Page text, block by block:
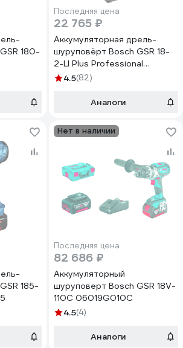
180-
Последняя цена
22 765 ₽
Аккумуляторная дрель-
шуруповёрт Bosch GSR 18-
2-LI Plus Professional
0.601.9E6.120
4.5(82)
Аналоги
185-
Нет в наличии
Последняя цена
82 686 ₽
Аккумуляторный
шуруповерт Bosch GSR 18V-
110C 06019G010C
4.5(4)
Аналоги